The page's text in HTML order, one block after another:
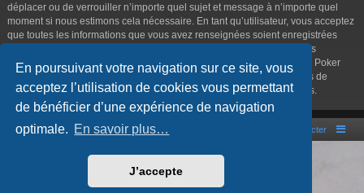
En poursuivant votre navigation sur ce site, vous
acceptez l’utilisation de cookies vous permettant
de bénéficier d’une expérience de navigation
optimale. En savoir plus…
J’accepte
déplacer ou de verrouiller n’importe quel sujet et message à n’importe quel
moment si nous estimons cela nécessaire. En tant qu’utilisateur, vous acceptez
que toutes les informations que vous avez renseignées soient enregistrées
dans notre base de données. Bien que ces informations ne seront pas
diffusées à une tierce partie sans votre consentement, ni « Tarentaise Poker
Club », ni phpBB, ne pourront être tenus comme responsables en cas de
tentative de piratage informatique visant à compromettre vos données.
Portal Accueil du forum Nous contacter
Développé parphpBB® Forum Software © phpBB Limited
Style parArty- phpBB 3.3 par MrGaby
©